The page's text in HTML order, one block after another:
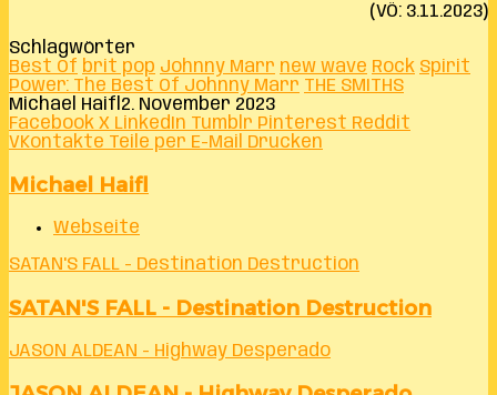
(VÖ: 3.11.2023)
Schlagwörter
Best Of brit pop Johnny Marr new wave Rock Spirit
Power: The Best Of Johnny Marr THE SMITHS
Michael Haifl 2. November 2023
Facebook X LinkedIn Tumblr Pinterest Reddit
VKontakte Teile per E-Mail Drucken
Michael Haifl
Webseite
SATAN'S FALL - Destination Destruction
SATAN'S FALL - Destination Destruction
JASON ALDEAN - Highway Desperado